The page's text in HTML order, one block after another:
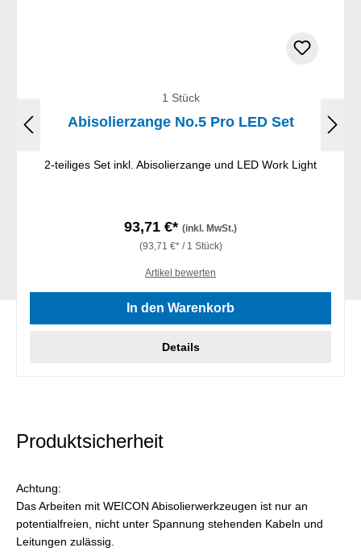
1 Stück
Abisolierzange No.5 Pro LED Set
2-teiliges Set inkl. Abisolierzange und LED Work Light
93,71 €* (inkl. MwSt.)
(93,71 €* / 1 Stück)
Artikel bewerten
In den Warenkorb
Details
Produktsicherheit
Achtung:
Das Arbeiten mit WEICON Abisolierwerkzeugen ist nur an
potentialfreien, nicht unter Spannung stehenden Kabeln und
Leitungen zulässig.